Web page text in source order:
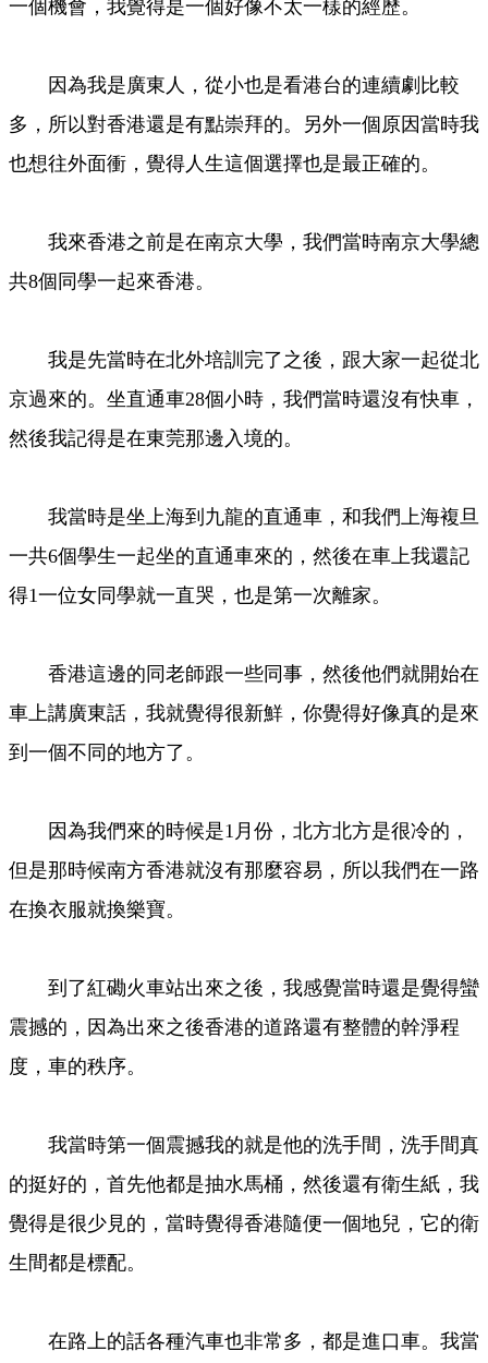
一個機會，我覺得是一個好像不太一樣的經歷。
因為我是廣東人，從小也是看港台的連續劇比較
多，所以對香港還是有點崇拜的。另外一個原因當時我
也想往外面衝，覺得人生這個選擇也是最正確的。
我來香港之前是在南京大學，我們當時南京大學總
共8個同學一起來香港。
我是先當時在北外培訓完了之後，跟大家一起從北
京過來的。坐直通車28個小時，我們當時還沒有快車，
然後我記得是在東莞那邊入境的。
我當時是坐上海到九龍的直通車，和我們上海複旦
一共6個學生一起坐的直通車來的，然後在車上我還記
得1一位女同學就一直哭，也是第一次離家。
香港這邊的同老師跟一些同事，然後他們就開始在
車上講廣東話，我就覺得很新鮮，你覺得好像真的是來
到一個不同的地方了。
因為我們來的時候是1月份，北方北方是很冷的，
但是那時候南方香港就沒有那麼容易，所以我們在一路
在換衣服就換樂寶。
到了紅磡火車站出來之後，我感覺當時還是覺得蠻
震撼的，因為出來之後香港的道路還有整體的幹淨程
度，車的秩序。
我當時第一個震撼我的就是他的洗手間，洗手間真
的挺好的，首先他都是抽水馬桶，然後還有衛生紙，我
覺得是很少見的，當時覺得香港隨便一個地兒，它的衛
生間都是標配。
在路上的話各種汽車也非常多，都是進口車。我當